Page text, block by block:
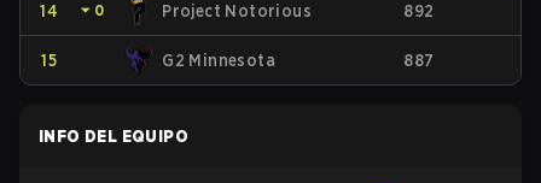
14 ⏷ 0 Project Notorious 892
15 G2 Minnesota 887
INFO DEL EQUIPO